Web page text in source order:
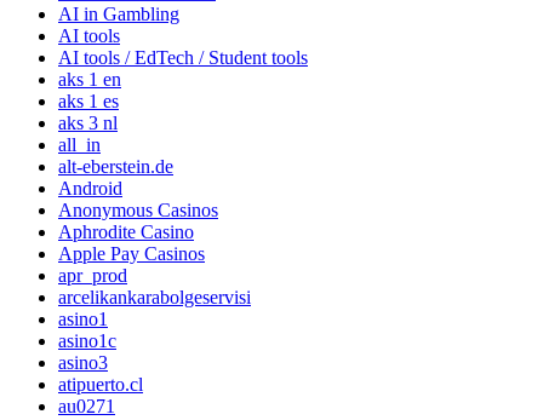
AI in Gambling
AI tools
AI tools / EdTech / Student tools
aks 1 en
aks 1 es
aks 3 nl
all_in
alt-eberstein.de
Android
Anonymous Casinos
Aphrodite Casino
Apple Pay Casinos
apr_prod
arcelikankarabolgeservisi
asino1
asino1c
asino3
atipuerto.cl
au0271